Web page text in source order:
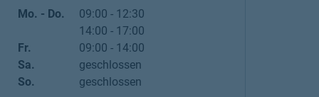
Wochentag Öffnungszeiten
Mo. - Do. 09:00 - 12:30
14:00 - 17:00
Fr.
09:00 - 14:00
Sa.
geschlossen
So.
geschlossen